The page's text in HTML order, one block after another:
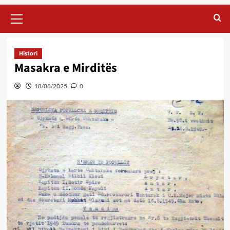
Menu
Histori
Masakra e Mirditës
18/08/2025 0